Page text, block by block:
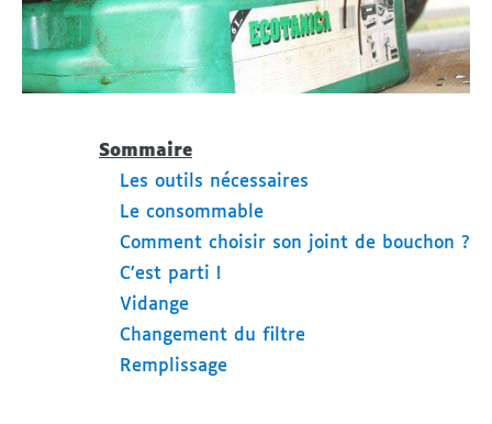
Sommaire
Les outils nécessaires
Le consommable
Comment choisir son joint de bouchon ?
C’est parti !
Vidange
Changement du filtre
Remplissage